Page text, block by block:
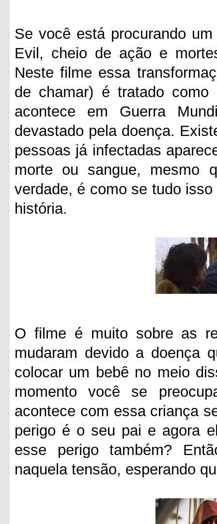
Se você está procurando
Evil, cheio de ação e
Neste filme essa
de chamar) é tratado como
acontece em Guerra
devastado pela doença.
pessoas já infectadas
morte ou sangue, mesmo
verdade, é como se tudo
história.
O filme é muito sobre as
mudaram devido a doença
colocar um bebê no meio
momento você se
acontece com essa criança
perigo é o seu pai e agora
esse perigo também?
naquela tensão, esperando